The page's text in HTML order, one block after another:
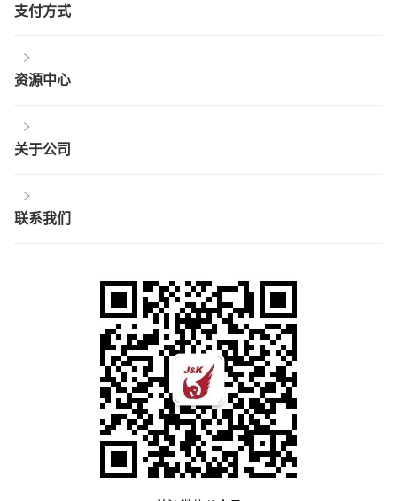
支付方式
资源中心
关于公司
联系我们